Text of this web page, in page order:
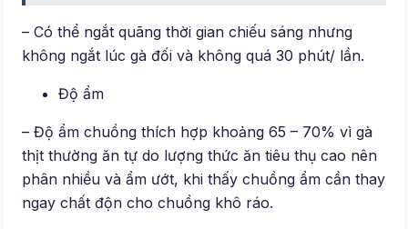
– Có thể ngắt quãng thời gian chiếu sáng nhưng
không ngắt lúc gà đối và không quá 30 phút/ lần.
Độ ẩm
– Độ ẩm chuồng thích hợp khoảng 65 – 70% vì gà
thịt thường ăn tự do lượng thức ăn tiêu thụ cao nên
phân nhiều và ẩm ướt, khi thấy chuồng ẩm cần thay
ngay chất độn cho chuồng khô ráo.